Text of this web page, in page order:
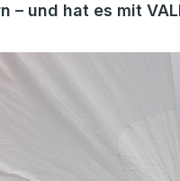
– und hat es mit